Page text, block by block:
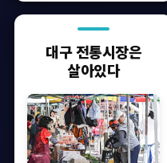
대구 전통시장은
살아있다